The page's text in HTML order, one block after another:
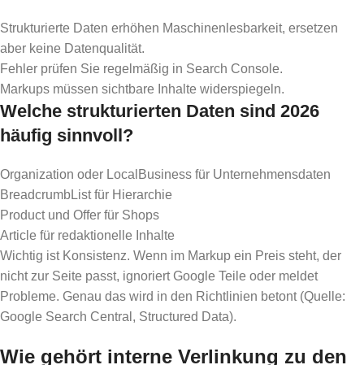
Strukturierte Daten erhöhen Maschinenlesbarkeit, ersetzen
aber keine Datenqualität.
Fehler prüfen Sie regelmäßig in Search Console.
Markups müssen sichtbare Inhalte widerspiegeln.
Welche strukturierten Daten sind 2026
häufig sinnvoll?
Organization oder LocalBusiness für Unternehmensdaten
BreadcrumbList für Hierarchie
Product und Offer für Shops
Article für redaktionelle Inhalte
Wichtig ist Konsistenz. Wenn im Markup ein Preis steht, der
nicht zur Seite passt, ignoriert Google Teile oder meldet
Probleme. Genau das wird in den Richtlinien betont (Quelle:
Google Search Central, Structured Data).
Wie gehört interne Verlinkung zu den